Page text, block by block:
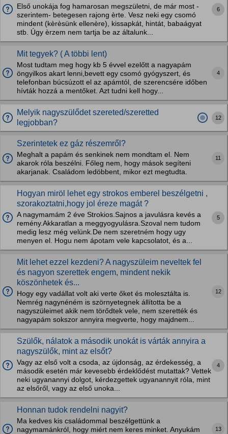
Első unokája fog hamarosan megszületni, de már most -
szerintem- betegesen rajong èrte. Vesz neki egy csomó
mindent (kèrèsünk ellenère), kissapkát, hintát, babaágyat
stb. Úgy èrzem nem tartja be az általunk...
6
Mit tegyek? ( A többi lent)
Most tudtam meg hogy kb 5 évvel ezelőtt a nagyapám
öngyilkos akart lenni,bevett egy csomó gyógyszert, és
telefonban búcsúzott el az apámtól, de szerencsére időben
hívták hozzá a mentőket. Azt tudni kell hogy...
4
Melyik nagyszülődet szereted/szeretted
legjobban?
12
Szerintetek ez gáz részemről?
Meghalt a papám és senkinek nem mondtam el. Nem
akarok róla beszélni. Főleg nem, hogy mások segíteni
akarjanak. Családom ledöbbent, mikor ezt megtudta.
11
Hogyan miröl lehet egy strokos emberel beszélgetni ,
szorakoztatni,hogy jol éreze magát ?
A nagymamám 2 éve Strokios.Sajnos a javulásra kevés a
remény.Akkaratlan a meggyogyulásra.Szoval nem tudom
medig lesz még velünk.De nem szeretném hogy ugy
menyen el. Hogu nem ápotam vele kapcsolatot, és a...
5
Mit lehet ezzel kezdeni? A nagyszüleim neveltek fel
és nagyon szerettek engem, mindent nekik
köszönhetek és...
Hogy egy vadállat volt aki verte őket és molesztálta is.
Nemrég nagynéném is szörnyetegnek állította be a
nagyszüleimet akik nem törődtek vele, nem szerették és
nagyapám sokszor annyira megverte, hogy majdnem...
12
Szülők, nálatok a második unokát is várták annyira a
nagyszülők, mint az elsőt?
Vagy az első volt a csoda, az újdonság, az érdekesség, a
második esetén már kevesebb érdeklődést mutattak? Vettek
neki ugyanannyi dolgot, kérdezgettek ugyanannyit róla, mint
az elsőről, vagy az első unoka...
4
Honnan tudok rendelni nagyit?
Ma kedves kis családommal beszélgettünk a
nagymamánkról, hogy miért nem keres minket. Anyukám
13